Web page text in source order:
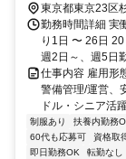
東京都東京23区
勤務時間詳細 実
り1日 〜 26日
週2日～、週5日
仕事内容 雇用形
警備管理/運営、
ドル・シニア活
制服あり 扶養内勤務
60代も応募可
資格取
即日勤務OK
転勤なし